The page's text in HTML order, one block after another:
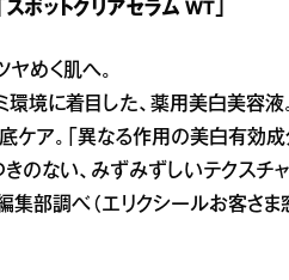
ポットクリアセラム WT」
ヤめく肌へ。
環境に着目した、薬用美白美容液
ケア。「異なる作用の美白有効
きのない、みずみずしいテクスチャ
集部調べ（エリクシールお客さま窓